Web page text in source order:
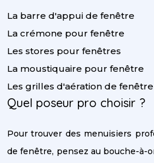
La barre d'appui de fenêtre
La crémone pour fenêtre
Les stores pour fenêtres
La moustiquaire pour fenêtre
Les grilles d'aération de fenêtre
Quel poseur pro choisir ?
Pour trouver des menuisiers
de fenêtre, pensez au bouche-à-